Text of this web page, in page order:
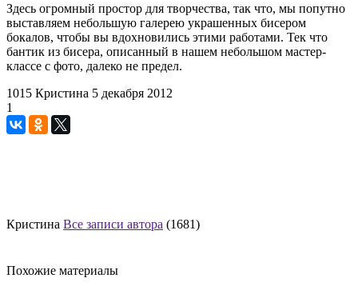
Здесь огромный простор для творчества, так что, мы попутно
выставляем небольшую галерею украшенных бисером
бокалов, чтобы вы вдохновились этими работами. Тек что
бантик из бисера, описанный в нашем небольшом мастер-
классе с фото, далеко не предел.
1015 Кристина 5 декабря 2012
1
Кристина Все записи автора (1681)
Похожие материалы